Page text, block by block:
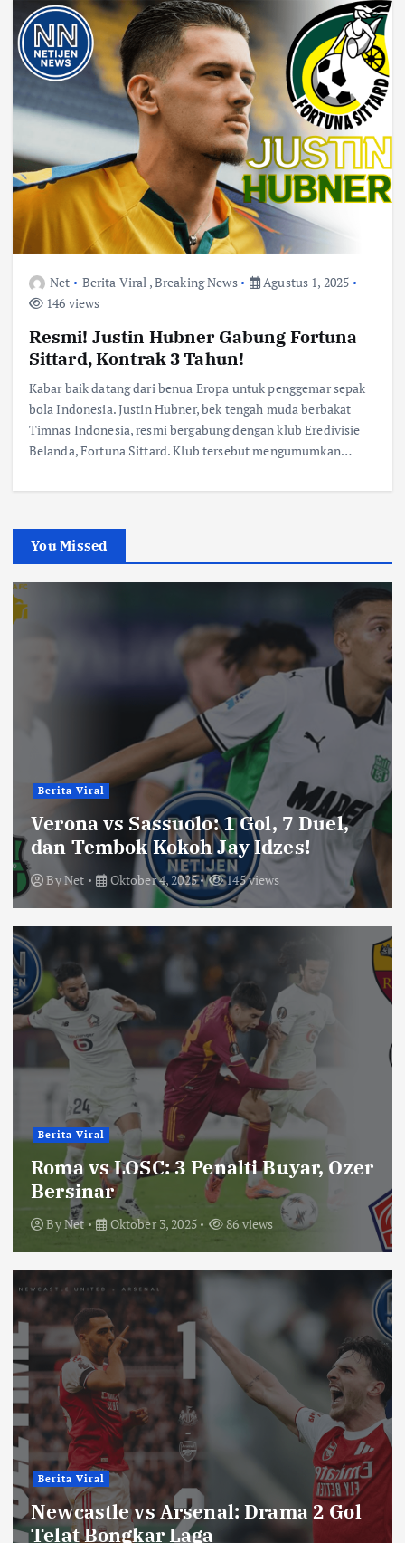
Net Berita Viral ,Breaking News
Agustus 1, 2025
146 views
Resmi! Justin Hubner Gabung Fortuna
Sittard, Kontrak 3 Tahun!
Kabar baik datang dari benua Eropa untuk penggemar sepak
bola Indonesia. Justin Hubner, bek tengah muda berbakat
Timnas Indonesia, resmi bergabung dengan klub Eredivisie
Belanda, Fortuna Sittard. Klub tersebut mengumumkan…
You Missed
Berita Viral
Verona vs Sassuolo: 1 Gol, 7 Duel,
dan Tembok Kokoh Jay Idzes!
ByNet Oktober 4, 2025 145 views
Berita Viral
Roma vs LOSC: 3 Penalti Buyar, Ozer
Bersinar
ByNet Oktober 3, 2025 86 views
Berita Viral
Newcastle vs Arsenal: Drama 2 Gol
Telat Bongkar Laga